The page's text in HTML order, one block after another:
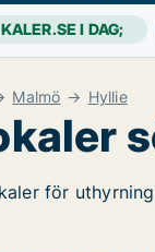
I DAG;
Malmö Hyllie
för